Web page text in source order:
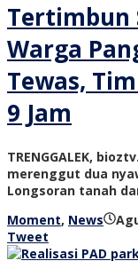
Tertimbun
Warga
Tewas,
9 Jam
TRENGGALEK,
merenggut dua
Longsoran tanah
Moment, News
Tweet